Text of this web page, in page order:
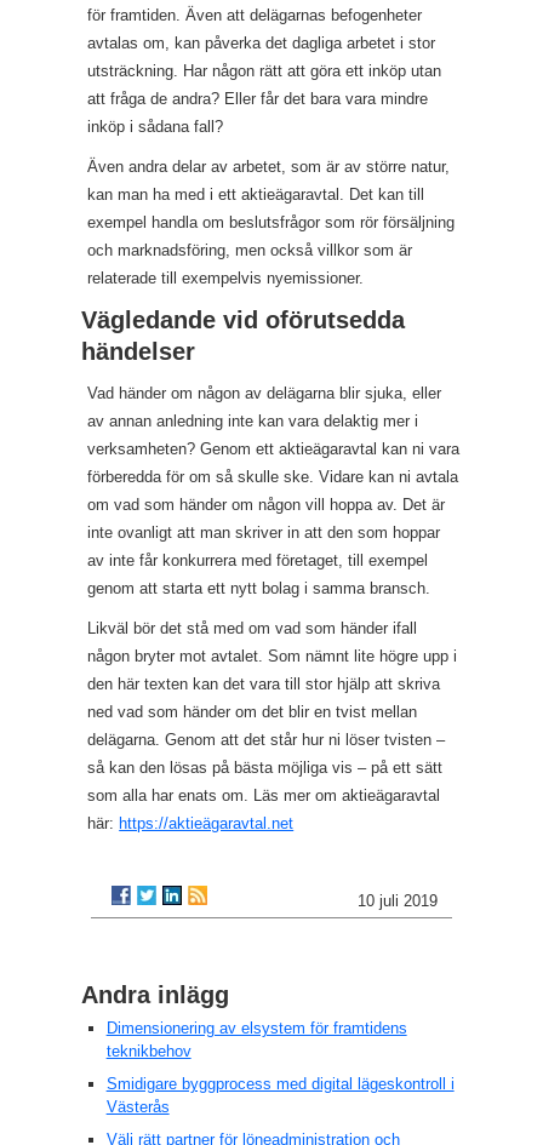
för framtiden. Även att delägarnas befogenheter
avtalas om, kan påverka det dagliga arbetet i stor
utsträckning. Har någon rätt att göra ett inköp utan
att fråga de andra? Eller får det bara vara mindre
inköp i sådana fall?
Även andra delar av arbetet, som är av större natur,
kan man ha med i ett aktieägaravtal. Det kan till
exempel handla om beslutsfrågor som rör försäljning
och marknadsföring, men också villkor som är
relaterade till exempelvis nyemissioner.
Vägledande vid oförutsedda
händelser
Vad händer om någon av delägarna blir sjuka, eller
av annan anledning inte kan vara delaktig mer i
verksamheten? Genom ett aktieägaravtal kan ni vara
förberedda för om så skulle ske. Vidare kan ni avtala
om vad som händer om någon vill hoppa av. Det är
inte ovanligt att man skriver in att den som hoppar
av inte får konkurrera med företaget, till exempel
genom att starta ett nytt bolag i samma bransch.
Likväl bör det stå med om vad som händer ifall
någon bryter mot avtalet. Som nämnt lite högre upp i
den här texten kan det vara till stor hjälp att skriva
ned vad som händer om det blir en tvist mellan
delägarna. Genom att det står hur ni löser tvisten –
så kan den lösas på bästa möjliga vis – på ett sätt
som alla har enats om. Läs mer om aktieägaravtal
här: https://aktieägaravtal.net
10 juli 2019
Andra inlägg
Dimensionering av elsystem för framtidens
teknikbehov
Smidigare byggprocess med digital lägeskontroll i
Västerås
Välj rätt partner för löneadministration och